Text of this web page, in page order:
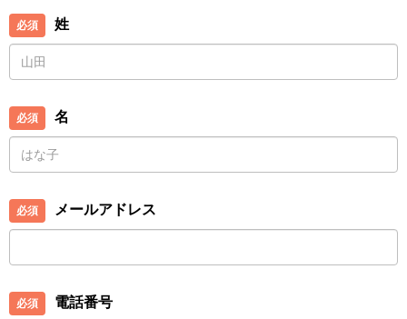
姓
名
メールアドレス
電話番号